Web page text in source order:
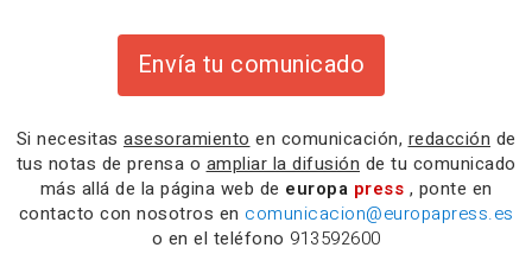
Envía tu comunicado
Si necesitas asesoramiento en comunicación, redacción de
tus notas de prensa o ampliar la difusión de tu comunicado
más allá de la página web de europa press , ponte en
contacto con nosotros en comunicacion@europapress.es
o en el teléfono 913592600